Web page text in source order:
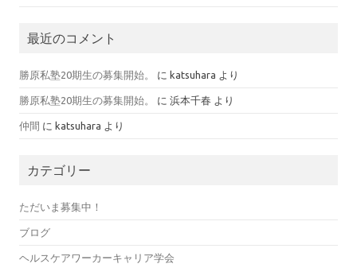
最近のコメント
勝原私塾20期生の募集開始。 に katsuhara より
勝原私塾20期生の募集開始。 に 浜本千春 より
仲間 に katsuhara より
カテゴリー
ただいま募集中！
ブログ
ヘルスケアワーカーキャリア学会